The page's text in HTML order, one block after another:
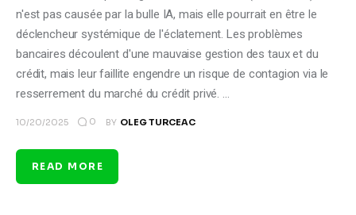
n'est pas causée par la bulle IA, mais elle pourrait en être le
déclencheur systémique de l'éclatement. Les problèmes
bancaires découlent d'une mauvaise gestion des taux et du
crédit, mais leur faillite engendre un risque de contagion via le
resserrement du marché du crédit privé. …
10/20/2025 0 BY OLEG TURCEAC
READ MORE